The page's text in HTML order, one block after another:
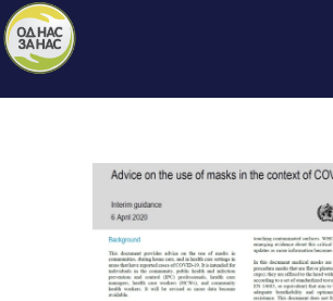
ЗА НАС
НАШЕ ПРАВО
ОБЈАВИ
ПРОЕКТИ